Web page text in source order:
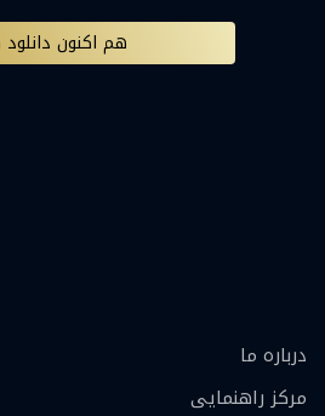
هم اکنون
درباره ما
مرکز راهنمایی